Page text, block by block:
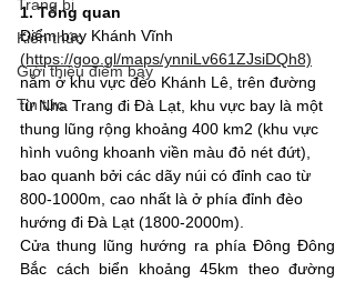
Trang bị
Kiến thức
Giới thiệu điểm bay
Tin tức
1. Tổng quan
Điểm bay Khánh Vĩnh
(https://goo.gl/maps/ynniLv661ZJsiDQh8)
nằm ở khu vực đèo Khánh Lê, trên đường
từ Nha Trang đi Đà Lạt, khu vực bay là một
thung lũng rộng khoảng 400 km2 (khu vực
hình vuông khoanh viền màu đỏ nét đứt),
bao quanh bởi các dãy núi có đỉnh cao từ
800-1000m, cao nhất là ở phía đỉnh đèo
hướng đi Đà Lạt (1800-2000m).
Cửa thung lũng hướng ra phía Đông Đông
Bắc cách biển khoảng 45km theo đường